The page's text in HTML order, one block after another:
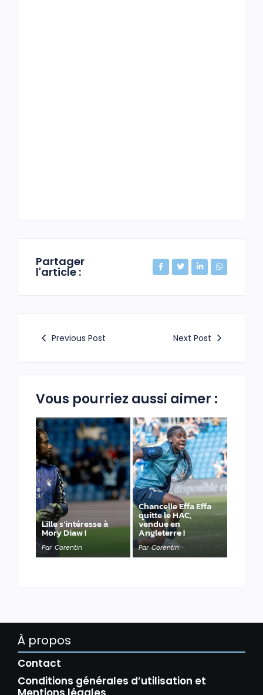
Partager
l'article :
Previous Post Next Post
Vous pourriez aussi aimer :
Lille s’intéresse à
Mory Diaw !
Par Corentin
Chancelle Effa Effa
quitte le HAC,
vendue en
Angleterre !
Par Corentin
À propos
Contact
Conditions générales d’utilisation et